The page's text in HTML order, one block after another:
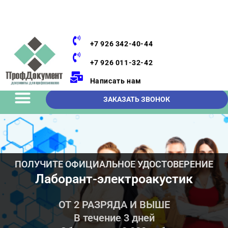
+7 926 342-40-44
+7 926 011-32-42
Написать нам
ЗАКАЗАТЬ ЗВОНОК
ПОЛУЧИТЕ ОФИЦИАЛЬНОЕ УДОСТОВЕРЕНИЕ
Лаборант-электроакустик
ОТ 2 РАЗРЯДА И ВЫШЕ
В течение 3 дней